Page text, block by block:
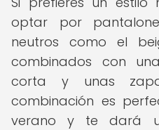
optar por
neutros como el
combinados con
corta y unas
combinación es
verano y te dará